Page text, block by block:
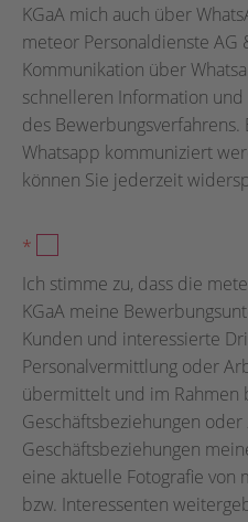
KGaA mich auch über
meteor Personaldienste AG
Kommunikation über
schnelleren Information
des
Whatsapp kommuniziert
können Sie jederzeit
*
Ich stimme zu, dass die
KGaA meine
Kunden und interessierte
Personalvermittlung oder
übermittelt und im Rahmen
Geschäftsbeziehungen oder
Geschäftsbeziehungen
eine aktuelle Fotografie von
bzw. Interessenten